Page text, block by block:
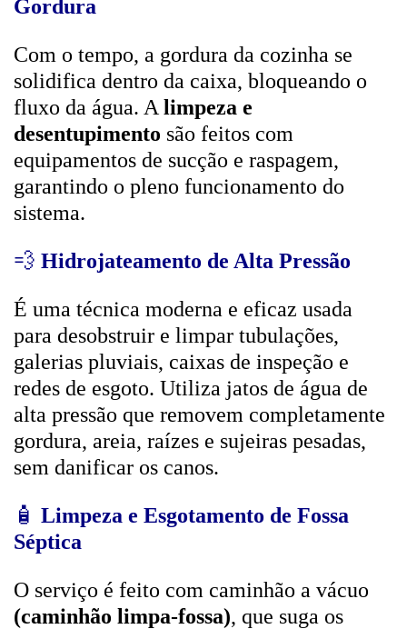
Gordura
Com o tempo, a gordura da cozinha se
solidifica dentro da caixa, bloqueando o
fluxo da água. A limpeza e
desentupimento são feitos com
equipamentos de sucção e raspagem,
garantindo o pleno funcionamento do
sistema.
💨 Hidrojateamento de Alta Pressão
É uma técnica moderna e eficaz usada
para desobstruir e limpar tubulações,
galerias pluviais, caixas de inspeção e
redes de esgoto. Utiliza jatos de água de
alta pressão que removem completamente
gordura, areia, raízes e sujeiras pesadas,
sem danificar os canos.
🧴 Limpeza e Esgotamento de Fossa
Séptica
O serviço é feito com caminhão a vácuo
(caminhão limpa-fossa), que suga os